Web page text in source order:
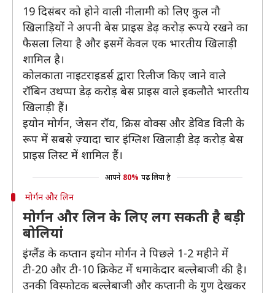
19 दिसंबर को होने वाली नीलामी को लिए कुल नौ
खिलाड़ियों ने अपनी बेस प्राइस डेढ़ करोड़ रूपये रखने का
फैसला लिया है और इसमें केवल एक भारतीय खिलाड़ी
शामिल है।
कोलकाता नाइटराइडर्स द्वारा रिलीज किए जाने वाले
रॉबिन उथप्पा डेढ़ करोड़ बेस प्राइस वाले इकलौते भारतीय
खिलाड़ी हैं।
इयोन मोर्गन, जेसन रॉय, क्रिस वोक्स और डेविड विली के
रूप में सबसे ज़्यादा चार इंग्लिश खिलाड़ी डेढ़ करोड़ बेस
प्राइस लिस्ट में शामिल हैं।
आपने 80% पढ़ लिया है
मोर्गन और लिन
मोर्गन और लिन के लिए लग सकती है बड़ी
बोलियां
इंग्लैंड के कप्तान इयोन मोर्गन ने पिछले 1-2 महीने में
टी-20 और टी-10 क्रिकेट में धमाकेदार बल्लेबाजी की है।
उनकी विस्फोटक बल्लेबाजी और कप्तानी के गुण देखकर